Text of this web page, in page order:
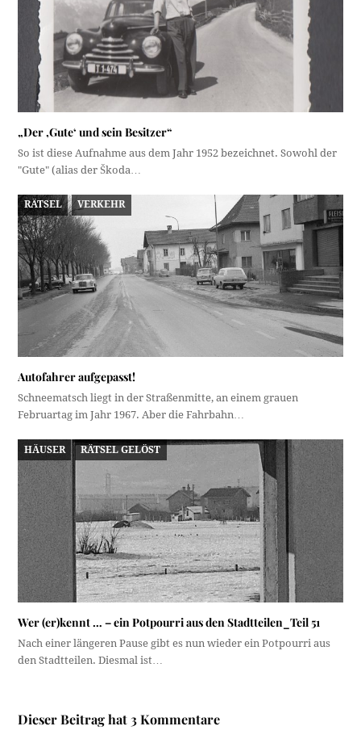
„Der ‚Gute‘ und sein Besitzer“
So ist diese Aufnahme aus dem Jahr 1952 bezeichnet. Sowohl der
"Gute" (alias der Škoda…
RÄTSEL VERKEHR
Autofahrer aufgepasst!
Schneematsch liegt in der Straßenmitte, an einem grauen
Februartag im Jahr 1967. Aber die Fahrbahn…
HÄUSER RÄTSEL GELÖST
Wer (er)kennt … – ein Potpourri aus den Stadtteilen_Teil 51
Nach einer längeren Pause gibt es nun wieder ein Potpourri aus
den Stadtteilen. Diesmal ist…
Dieser Beitrag hat 3 Kommentare